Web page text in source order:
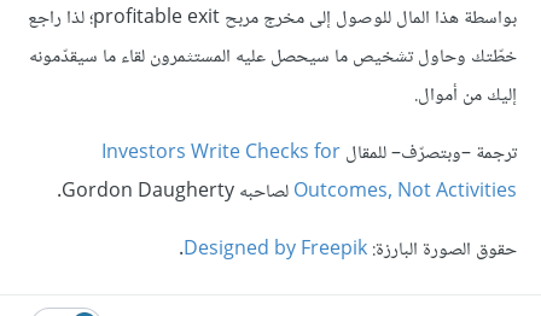
بواسطة هذا المال للوصول إلى مخرج مربح profitable exit؛ لذا راجع
خطّتك وحاول تشخيص ما سيحصل عليه المستثمرون لقاء ما سيقدّمونه
إليك من أموال.
ترجمة –وبتصرّف– للمقالInvestors Write Checks for
Outcomes, Not Activitiesلصاحبه Gordon Daugherty.
حقوق الصورة البارزة:Designed by Freepik
.